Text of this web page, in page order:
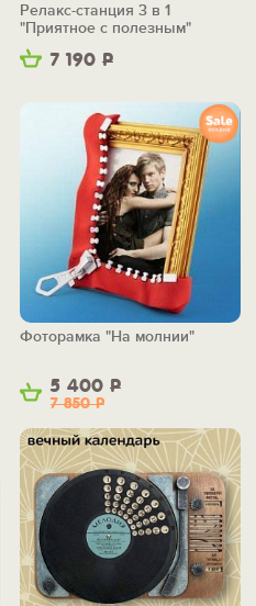
7 190 Р
Релакс-станция 3 в 1
"Приятное с полезным"
5 400 Р
7 850Р
Фоторамка "На молнии"